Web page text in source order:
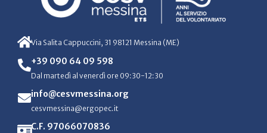
Via Salita Cappuccini, 31 98121 Messina (ME)
+39 090 64 09 598
Dal martedì al venerdì ore 09:30-12:30
info@cesvmessina.org
cesvmessina@ergopec.it
C.F. 97066070836